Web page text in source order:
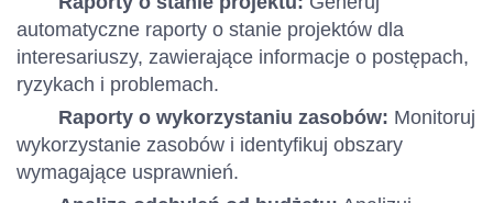
automatyczne raporty o stanie projektów dla
interesariuszy, zawierające informacje o postępach,
ryzykach i problemach.
Raporty o wykorzystaniu zasobów: Monitoruj
wykorzystanie zasobów i identyfikuj obszary
wymagające usprawnień.